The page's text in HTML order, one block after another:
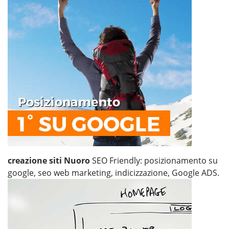
creazione siti NuoroSEO Friendly: posizionamento su
google, seo web marketing, indicizzazione, Google ADS.